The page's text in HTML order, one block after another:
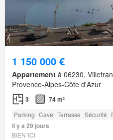
1 150 000 €
Appartement à 06230,
Provence-Alpes-Côte d'Azur
3 74 m²
Parking Cave Terrasse Sécurité
Il y a 29 jours
BIEN´ICI